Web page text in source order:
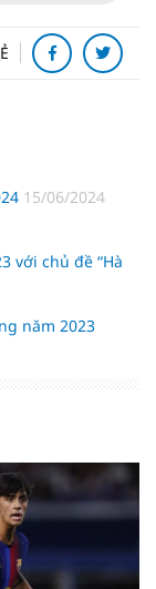
15/06/2024
với chủ đề “Hà
năm 2023